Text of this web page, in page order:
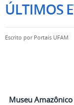
ÚLTIMOS
Escrito por Portais UFAM
Museu